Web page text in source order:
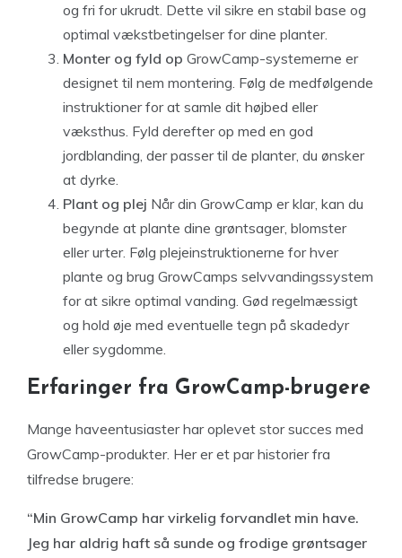
og fri for ukrudt. Dette vil sikre en stabil base og
optimal vækstbetingelser for dine planter.
Monter og fyld op GrowCamp-systemerne er
designet til nem montering. Følg de medfølgende
instruktioner for at samle dit højbed eller
væksthus. Fyld derefter op med en god
jordblanding, der passer til de planter, du ønsker
at dyrke.
Plant og plej Når din GrowCamp er klar, kan du
begynde at plante dine grøntsager, blomster
eller urter. Følg plejeinstruktionerne for hver
plante og brug GrowCamps selvvandingssystem
for at sikre optimal vanding. Gød regelmæssigt
og hold øje med eventuelle tegn på skadedyr
eller sygdomme.
Erfaringer fra GrowCamp-brugere
Mange haveentusiaster har oplevet stor succes med
GrowCamp-produkter. Her er et par historier fra
tilfredse brugere:
“Min GrowCamp har virkelig forvandlet min have.
Jeg har aldrig haft så sunde og frodige grøntsager